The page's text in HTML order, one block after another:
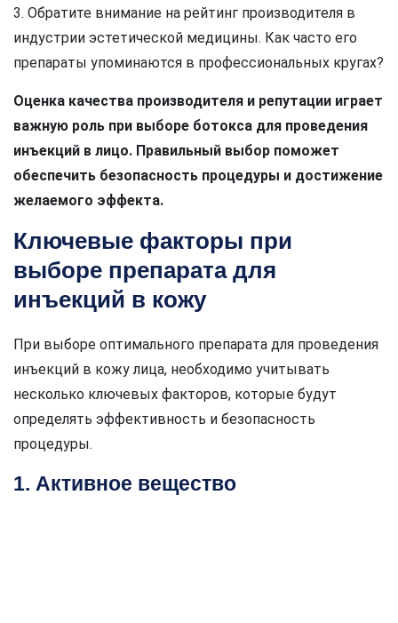
3. Обратите внимание на рейтинг производителя в
индустрии эстетической медицины. Как часто его
препараты упоминаются в профессиональных кругах?
Оценка качества производителя и репутации играет
важную роль при выборе ботокса для проведения
инъекций в лицо. Правильный выбор поможет
обеспечить безопасность процедуры и достижение
желаемого эффекта.
Ключевые факторы при
выборе препарата для
инъекций в кожу
При выборе оптимального препарата для проведения
инъекций в кожу лица, необходимо учитывать
несколько ключевых факторов, которые будут
определять эффективность и безопасность
процедуры.
1. Активное вещество